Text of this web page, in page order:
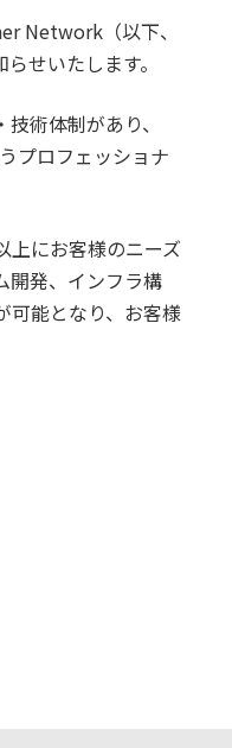
Network（以下、
せいたします。
術体制があり、
プロフェッショナ
上にお客様のニーズ
開発、インフラ構
可能となり、お客様